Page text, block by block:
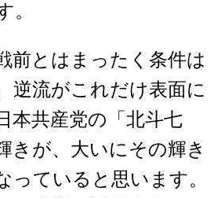
。
前とはまったく条件は
逆流がこれだけ表面に
本共産党の「北斗七
きが、大いにその輝き
っていると思います。